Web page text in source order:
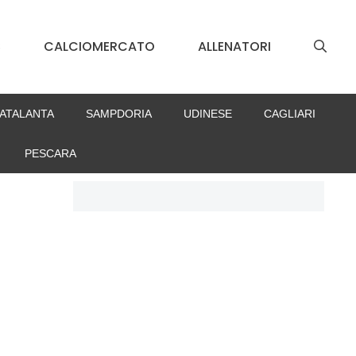
CALCIOMERCATO ALLENATORI
ATALANTA SAMPDORIA UDINESE CAGLIARI
PESCARA